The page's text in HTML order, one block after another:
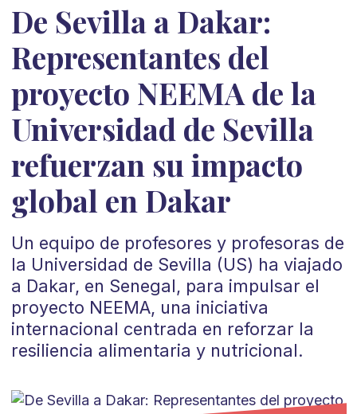
De Sevilla a Dakar:
Representantes del
proyecto NEEMA de la
Universidad de Sevilla
refuerzan su impacto
global en Dakar
Un equipo de profesores y profesoras de
la Universidad de Sevilla (US) ha viajado
a Dakar, en Senegal, para impulsar el
proyecto NEEMA, una iniciativa
internacional centrada en reforzar la
resiliencia alimentaria y nutricional.